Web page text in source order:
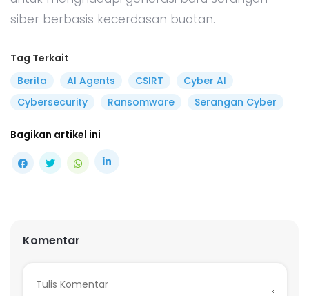
siber berbasis kecerdasan buatan.
Tag Terkait
Berita
AI Agents CSIRT
Cyber AI
Cybersecurity
Ransomware Serangan Cyber
Bagikan artikel ini
Komentar